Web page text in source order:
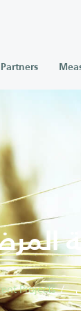
Projects